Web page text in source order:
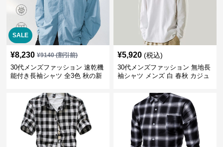
SALE
¥8,230 ¥9140(割引前)
30代メンズファッション 速乾機
能付き長袖シャツ 全3色 秋の新
¥5,920 (税込)
30代メンズファッション 無地長
袖シャツ メンズ 白 春秋 カジュ